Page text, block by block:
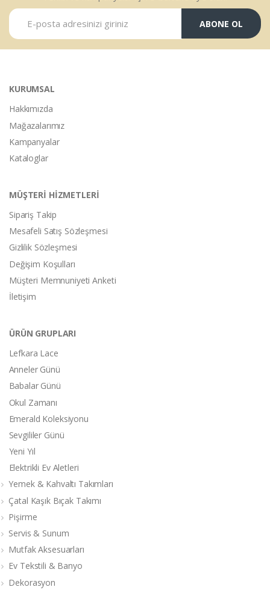
ABONE OL
KURUMSAL
Hakkımızda
Mağazalarımız
Kampanyalar
Kataloglar
MÜŞTERİ HİZMETLERİ
Sipariş Takip
Mesafeli Satış Sözleşmesi
Gizlilik Sözleşmesi
Değişim Koşulları
Müşteri Memnuniyeti Anketi
İletişim
ÜRÜN GRUPLARI
Lefkara Lace
Anneler Günü
Babalar Günü
Okul Zamanı
Emerald Koleksiyonu
Sevgililer Günü
Yeni Yıl
Elektrikli Ev Aletleri
Yemek & Kahvaltı Takımları
Çatal Kaşık Bıçak Takımı
Pişirme
Servis & Sunum
Mutfak Aksesuarları
Ev Tekstili & Banyo
Dekorasyon